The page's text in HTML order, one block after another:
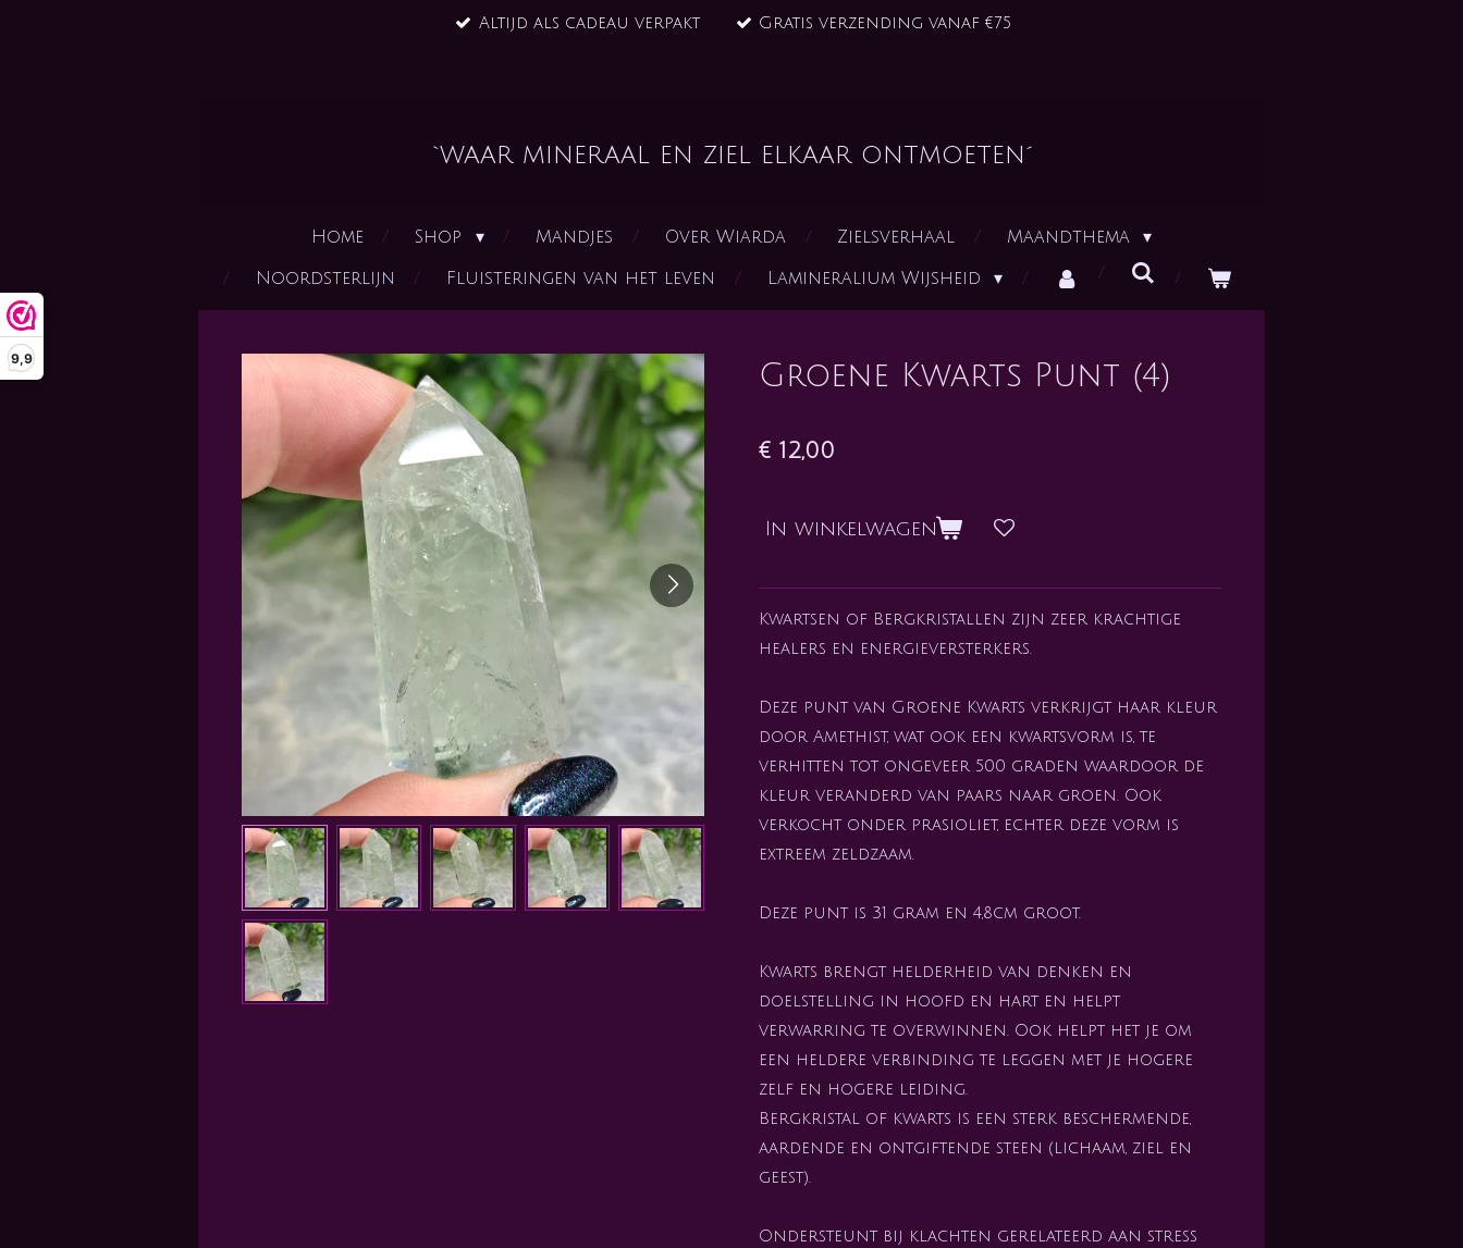
9,9
Altijd als cadeau verpakt Gratis verzending vanaf €75
`waar mineraal en ziel elkaar ontmoeten´
Home Shop Mandjes Over Wiarda Zielsverhaal Maandthema
Noordsterlijn Fluisteringen van het leven Lamineralium Wijsheid
Groene Kwarts Punt (4)
€ 12,00
In winkelwagen
Kwartsen of Bergkristallen zijn zeer krachtige
healers en energieversterkers.
Deze punt van Groene Kwarts verkrijgt haar kleur
door Amethist, wat ook een kwartsvorm is, te
verhitten tot ongeveer 500 graden waardoor de
kleur veranderd van paars naar groen. Ook
verkocht onder prasioliet, echter deze vorm is
extreem zeldzaam.
Deze punt is 31 gram en 4,8cm groot.
Kwarts brengt helderheid van denken en
doelstelling in hoofd en hart en helpt
verwarring te overwinnen. Ook helpt het je om
een heldere verbinding te leggen met je hogere
zelf en hogere leiding.
Bergkristal of kwarts is een sterk beschermende,
aardende en ontgiftende steen (lichaam, ziel en
geest).
Ondersteunt bij klachten gerelateerd aan stress